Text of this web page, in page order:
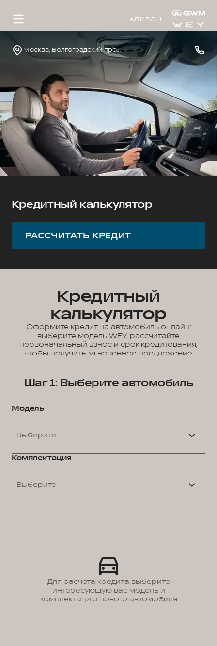
АВИЛОН
Москва, Волгоградский проспект, д.41, к.1
Кредитный калькулятор
РАССЧИТАТЬ КРЕДИТ
Кредитный
калькулятор
Оформите кредит на автомобиль онлайн:
выберите модель WEY, рассчитайте
первоначальный взнос и срок кредитования,
чтобы получить мгновенное предложение.
Шаг 1: Выберите автомобиль
Модель
Выберите
Комплектация
Выберите
Для расчета кредита выберите
интересующую вас модель и
комплектацию нового автомобиля